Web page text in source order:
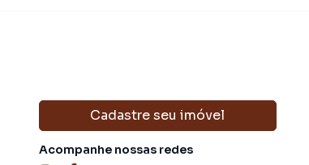
Cadastre seu imóvel
Acompanhe nossas redes